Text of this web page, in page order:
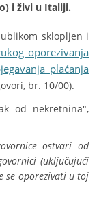
i živi u Italiji.
sklopljen i
oporezivanja
plaćanja
br. 10/00).
od nekretnina",
ostvari od
(uključujući
se oporezivati u toj